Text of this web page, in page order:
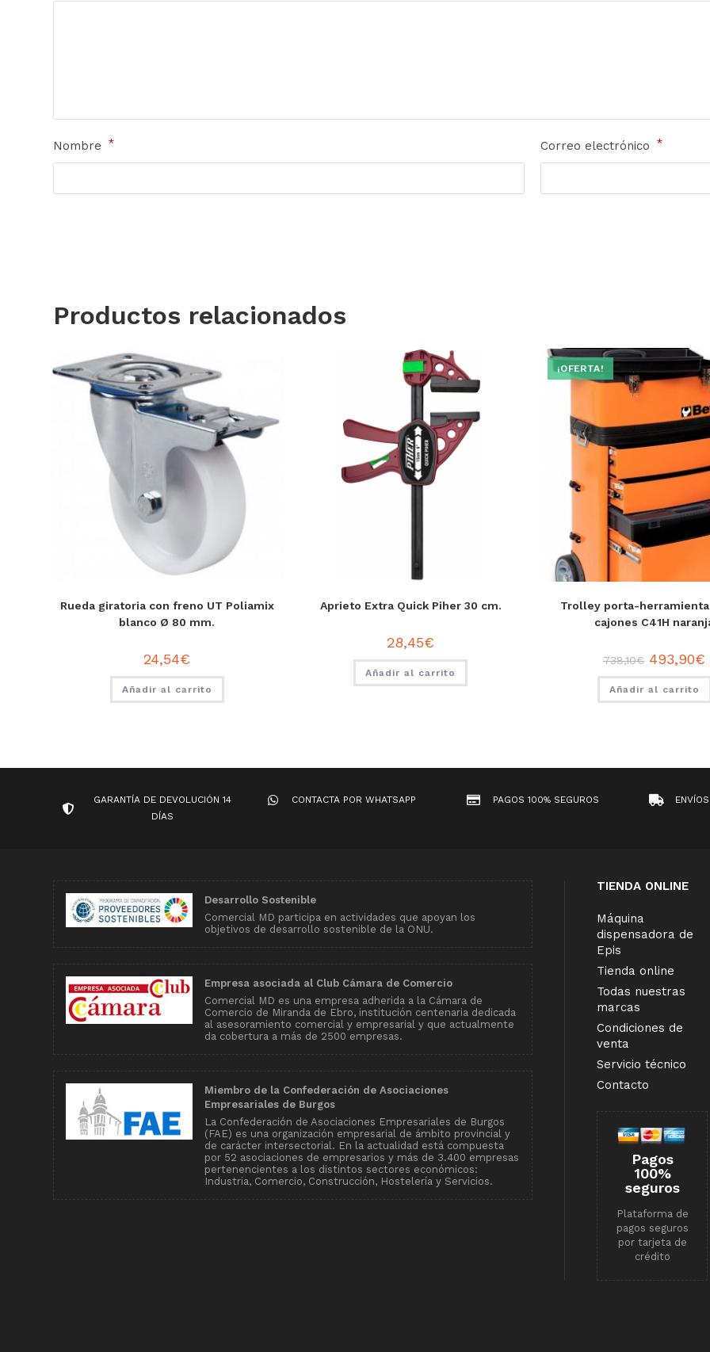
Nombre * Correo electrónico *
Productos relacionados
Rueda giratoria con freno UT Poliamix
blanco Ø 80 mm.
24,54€
Añadir al carrito
Aprieto Extra Quick Piher 30 cm.
28,45€
Añadir al carrito
¡OFERTA!
Trolley porta-
cajones C41H
738,10€ 493,90€
Añadir al carrito
GARANTÍA DE DEVOLUCIÓN 14
DÍAS
CONTACTA POR WHATSAPP PAGOS 100% SEGUROS
Desarrollo Sostenible
Comercial MD participa en actividades que apoyan los
objetivos de desarrollo sostenible de la ONU.
Empresa asociada al Club Cámara de Comercio
Comercial MD es una empresa adherida a la Cámara de
Comercio de Miranda de Ebro, institución centenaria dedicada
al asesoramiento comercial y empresarial y que actualmente
da cobertura a más de 2500 empresas.
Miembro de la Confederación de Asociaciones
Empresariales de Burgos
La Confederación de Asociaciones Empresariales de Burgos
(FAE) es una organización empresarial de ámbito provincial y
de carácter intersectorial. En la actualidad está compuesta
por 52 asociaciones de empresarios y más de 3.400 empresas
pertenencientes a los distintos sectores económicos:
Industria, Comercio, Construcción, Hostelería y Servicios.
TIENDA ONLINE
Máquina
dispensadora de
Epis
Tienda online
Todas nuestras
marcas
Condiciones de
venta
Servicio técnico
Contacto
Pagos
100%
seguros
Plataforma de
pagos seguros
por tarjeta de
crédito